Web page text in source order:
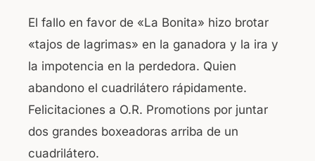
El fallo en favor de «La Bonita» hizo brotar
«tajos de lagrimas» en la ganadora y la ira y
la impotencia en la perdedora. Quien
abandono el cuadrilátero rápidamente.
Felicitaciones a O.R. Promotions por juntar
dos grandes boxeadoras arriba de un
cuadrilátero.